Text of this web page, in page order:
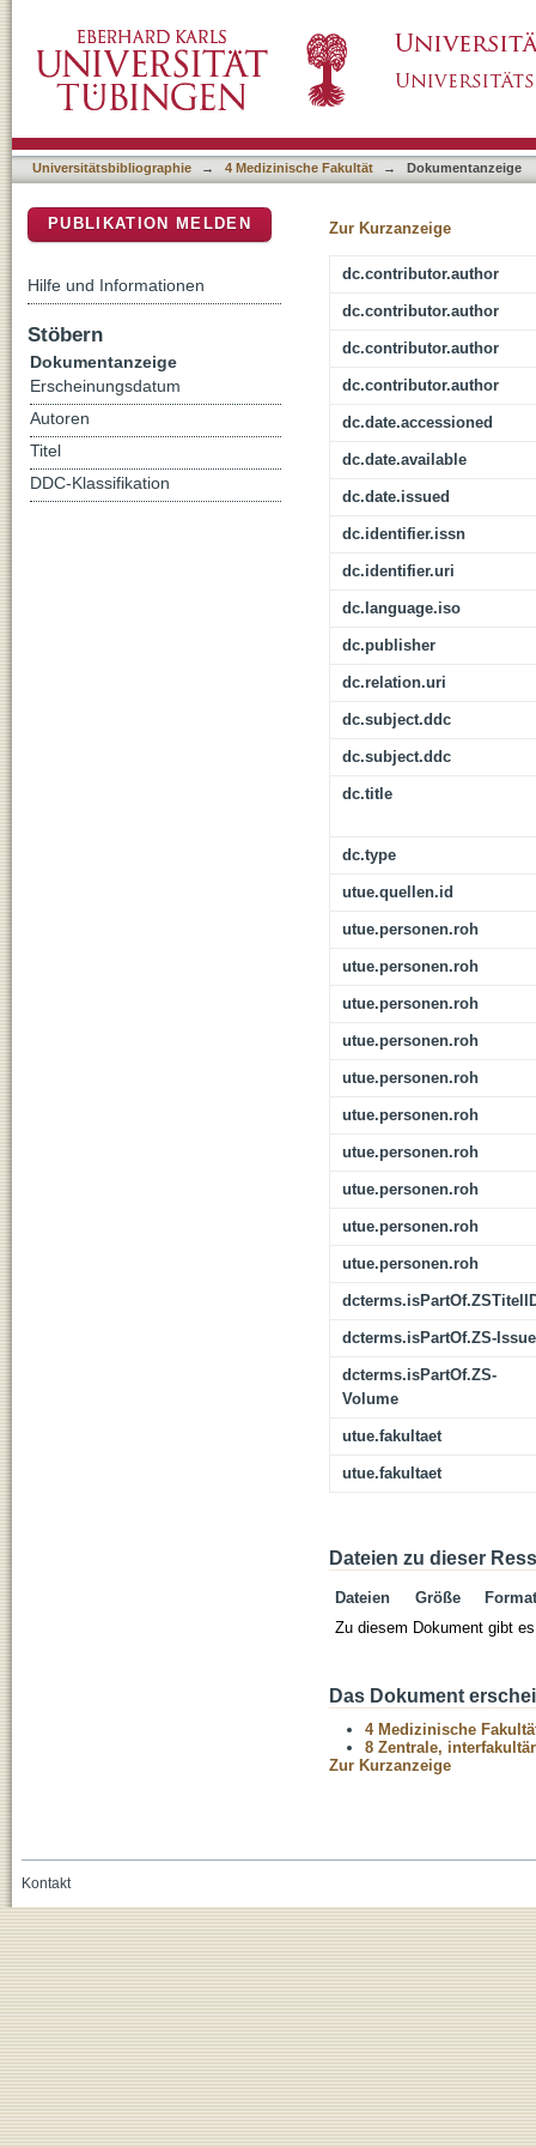
Cells with Different p53 Status
Universitätsbibliographie → 4 Medizinische Fakultät → Dokumentanzeige
Zur Kurzanzeige
dc.contributor.author
dc.contributor.author
dc.contributor.author
dc.contributor.author
dc.date.accessioned
dc.date.available
dc.date.issued
dc.identifier.issn
dc.identifier.uri
dc.language.iso
dc.publisher
dc.relation.uri
dc.subject.ddc
dc.subject.ddc
dc.title
dc.type
utue.quellen.id
utue.personen.roh
utue.personen.roh
utue.personen.roh
utue.personen.roh
utue.personen.roh
utue.personen.roh
utue.personen.roh
utue.personen.roh
utue.personen.roh
utue.personen.roh
dcterms.isPartOf.ZS-Issue
dcterms.isPartOf.ZS-
Volume
utue.fakultaet
utue.fakultaet
Dateien zu dieser
Dateien Größe
Format
Zu diesem Dokument gibt
Das Dokument
4 Medizinische
8 Zentrale,
Zur Kurzanzeige
PUBLIKATION MELDEN
Hilfe und Informationen
Stöbern
Dokumentanzeige
Erscheinungsdatum
Autoren
Titel
DDC-Klassifikation
Kontakt